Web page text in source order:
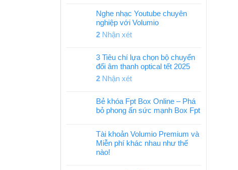
Nghe nhạc Youtube chuyên
nghiệp với Volumio
2 Nhận xét
3 Tiêu chí lựa chọn bộ chuyển
đổi âm thanh optical tết 2025
2 Nhận xét
Bẻ khóa Fpt Box Online – Phá
bỏ phong ấn sức mạnh Box Fpt
Tài khoản Volumio Premium và
Miễn phí khác nhau như thế
nào!